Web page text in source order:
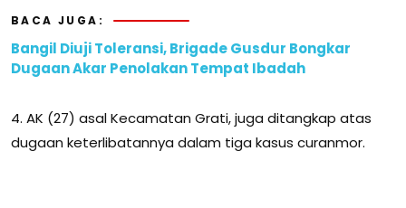
BACA JUGA:
Bangil Diuji Toleransi, Brigade Gusdur Bongkar
Dugaan Akar Penolakan Tempat Ibadah
4. AK (27) asal Kecamatan Grati, juga ditangkap atas
dugaan keterlibatannya dalam tiga kasus curanmor.